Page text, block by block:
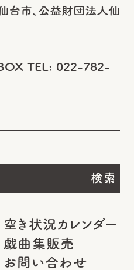
台市、公益財団法人仙
TEL: 022-782-
検索
空き状況カレンダー
戯曲集販売
お問い合わせ